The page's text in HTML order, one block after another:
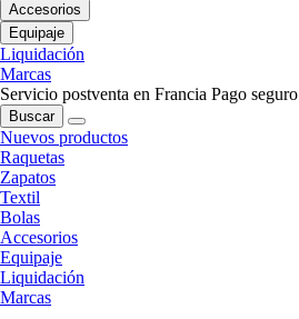
Accesorios
Equipaje
Liquidación
Marcas
Servicio postventa en Francia Pago seguro
Buscar
Nuevos productos
Raquetas
Zapatos
Textil
Bolas
Accesorios
Equipaje
Liquidación
Marcas